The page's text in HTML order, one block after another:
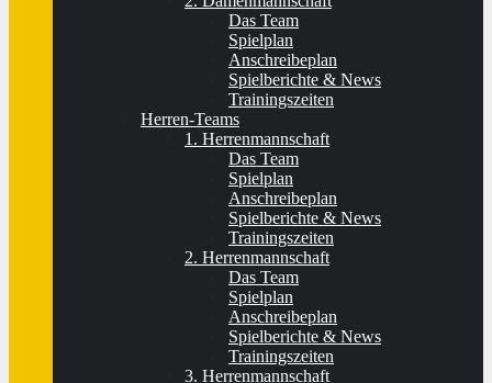
Das Team
Spielplan
Anschreibeplan
Spielberichte & News
Trainingszeiten
Herren-Teams
1. Herrenmannschaft
Das Team
Spielplan
Anschreibeplan
Spielberichte & News
Trainingszeiten
2. Herrenmannschaft
Das Team
Spielplan
Anschreibeplan
Spielberichte & News
Trainingszeiten
3. Herrenmannschaft